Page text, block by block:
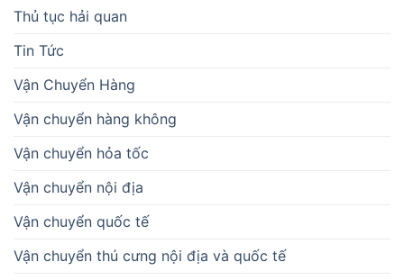
Thủ tục hải quan
Tin Tức
Vận Chuyển Hàng
Vận chuyển hàng không
Vận chuyển hỏa tốc
Vận chuyển nội địa
Vận chuyển quốc tế
Vận chuyển thú cưng nội địa và quốc tế